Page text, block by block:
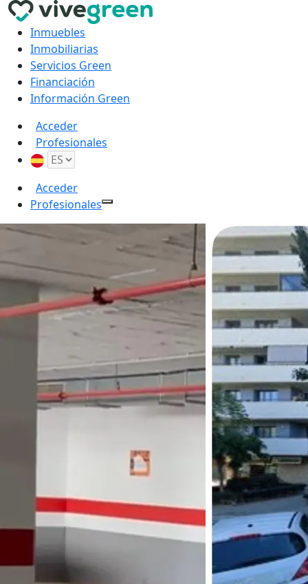
Inmuebles
Inmobiliarias
Servicios Green
Financiación
Información Green
Acceder
Profesionales
Acceder
Profesionales